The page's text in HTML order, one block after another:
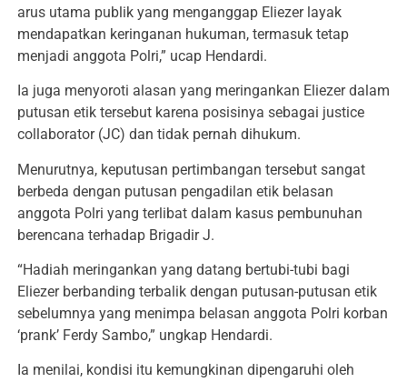
arus utama publik yang menganggap Eliezer layak
mendapatkan keringanan hukuman, termasuk tetap
menjadi anggota Polri,” ucap Hendardi.
Ia juga menyoroti alasan yang meringankan Eliezer dalam
putusan etik tersebut karena posisinya sebagai justice
collaborator (JC) dan tidak pernah dihukum.
Menurutnya, keputusan pertimbangan tersebut sangat
berbeda dengan putusan pengadilan etik belasan
anggota Polri yang terlibat dalam kasus pembunuhan
berencana terhadap Brigadir J.
“Hadiah meringankan yang datang bertubi-tubi bagi
Eliezer berbanding terbalik dengan putusan-putusan etik
sebelumnya yang menimpa belasan anggota Polri korban
‘prank’ Ferdy Sambo,” ungkap Hendardi.
Ia menilai, kondisi itu kemungkinan dipengaruhi oleh